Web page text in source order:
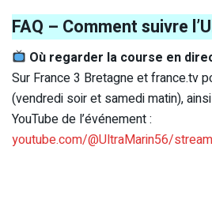
FAQ – Comment suivre
Où regarder la course en
Sur France 3 Bretagne et france.tv
(vendredi soir et samedi matin),
YouTube de l’événement :
youtube.com/@UltraMarin56/